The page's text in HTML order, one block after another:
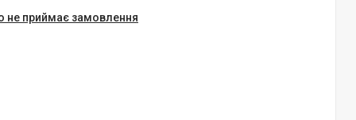
не приймає замовлення